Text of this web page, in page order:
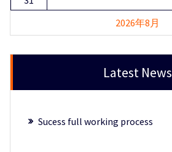
2026年8月
Latest News
Sucess full working process